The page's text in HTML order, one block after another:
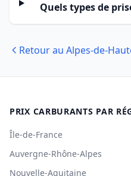
Quels types de
Retour au Alpes-de-
PRIX CARBURANTS PAR
Île-de-France
Auvergne-Rhône-Alpes
Nouvelle-Aquitaine